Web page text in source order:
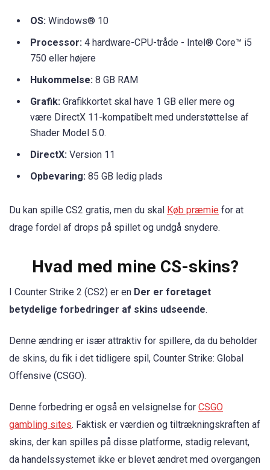
OS: Windows® 10
Processor: 4 hardware-CPU-tråde - Intel® Core™ i5
750 eller højere
Hukommelse: 8 GB RAM
Grafik: Grafikkortet skal have 1 GB eller mere og
være DirectX 11-kompatibelt med understøttelse af
Shader Model 5.0.
DirectX: Version 11
Opbevaring: 85 GB ledig plads
Du kan spille CS2 gratis, men du skal Køb præmie for at
drage fordel af drops på spillet og undgå snydere.
Hvad med mine CS-skins?
I Counter Strike 2 (CS2) er en Der er foretaget
betydelige forbedringer af skins udseende.
Denne ændring er især attraktiv for spillere, da du beholder
de skins, du fik i det tidligere spil, Counter Strike: Global
Offensive (CSGO).
Denne forbedring er også en velsignelse for CSGO
gambling sites. Faktisk er værdien og tiltrækningskraften af
skins, der kan spilles på disse platforme, stadig relevant,
da handelssystemet ikke er blevet ændret med overgangen